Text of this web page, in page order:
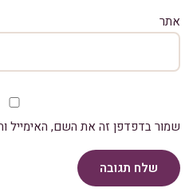
אתר
שמור בדפדפן זה את השם, האימייל
שלח תגובה